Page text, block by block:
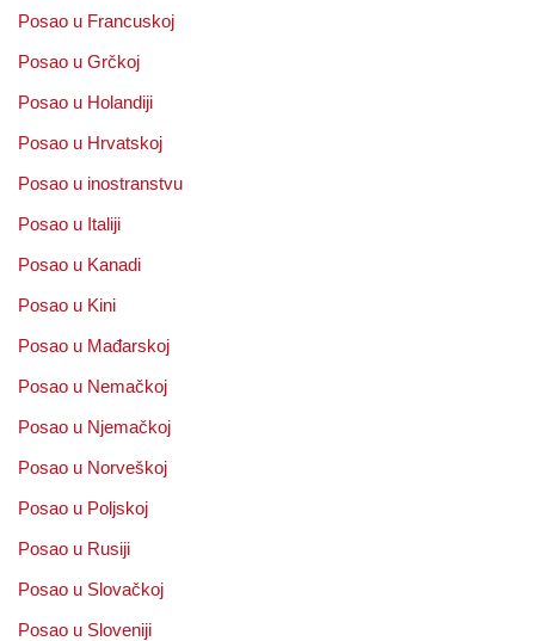
Posao u Francuskoj
Posao u Grčkoj
Posao u Holandiji
Posao u Hrvatskoj
Posao u inostranstvu
Posao u Italiji
Posao u Kanadi
Posao u Kini
Posao u Mađarskoj
Posao u Nemačkoj
Posao u Njemačkoj
Posao u Norveškoj
Posao u Poljskoj
Posao u Rusiji
Posao u Slovačkoj
Posao u Sloveniji